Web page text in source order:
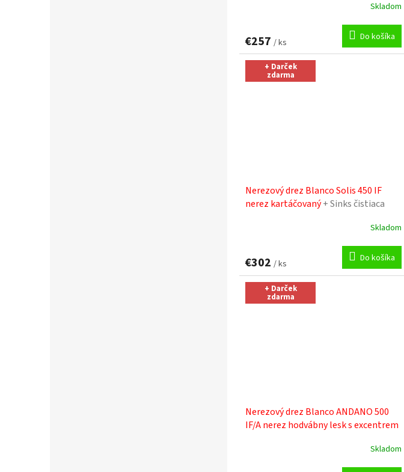
Skladom
€257 / ks Do košíka
+ Darček
zdarma
Nerezový drez Blanco Solis 450 IF
nerez kartáčovaný+ Sinks čistiaca
Skladom
€302 / ks Do košíka
+ Darček
zdarma
Nerezový drez Blanco ANDANO 500
IF/A nerez hodvábny lesk s excentrem
Skladom